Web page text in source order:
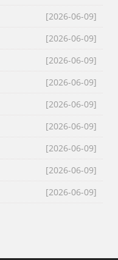
[2026-06-09]
[2026-06-09]
[2026-06-09]
[2026-06-09]
[2026-06-09]
[2026-06-09]
[2026-06-09]
[2026-06-09]
[2026-06-09]